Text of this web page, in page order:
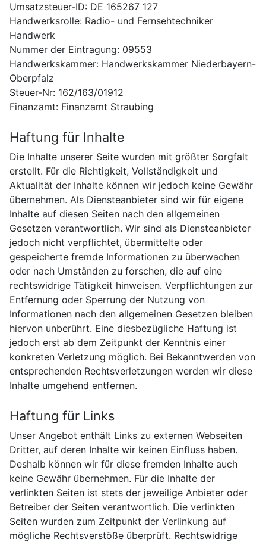
Umsatzsteuer-ID: DE 165267 127
Handwerksrolle: Radio- und Fernsehtechniker
Handwerk
Nummer der Eintragung: 09553
Handwerkskammer: Handwerkskammer Niederbayern-
Oberpfalz
Steuer-Nr: 162/163/01912
Finanzamt: Finanzamt Straubing
Haftung für Inhalte
Die Inhalte unserer Seite wurden mit größter Sorgfalt
erstellt. Für die Richtigkeit, Vollständigkeit und
Aktualität der Inhalte können wir jedoch keine Gewähr
übernehmen. Als Diensteanbieter sind wir für eigene
Inhalte auf diesen Seiten nach den allgemeinen
Gesetzen verantwortlich. Wir sind als Diensteanbieter
jedoch nicht verpflichtet, übermittelte oder
gespeicherte fremde Informationen zu überwachen
oder nach Umständen zu forschen, die auf eine
rechtswidrige Tätigkeit hinweisen. Verpflichtungen zur
Entfernung oder Sperrung der Nutzung von
Informationen nach den allgemeinen Gesetzen bleiben
hiervon unberührt. Eine diesbezügliche Haftung ist
jedoch erst ab dem Zeitpunkt der Kenntnis einer
konkreten Verletzung möglich. Bei Bekanntwerden von
entsprechenden Rechtsverletzungen werden wir diese
Inhalte umgehend entfernen.
Haftung für Links
Unser Angebot enthält Links zu externen Webseiten
Dritter, auf deren Inhalte wir keinen Einfluss haben.
Deshalb können wir für diese fremden Inhalte auch
keine Gewähr übernehmen. Für die Inhalte der
verlinkten Seiten ist stets der jeweilige Anbieter oder
Betreiber der Seiten verantwortlich. Die verlinkten
Seiten wurden zum Zeitpunkt der Verlinkung auf
mögliche Rechtsverstöße überprüft. Rechtswidrige